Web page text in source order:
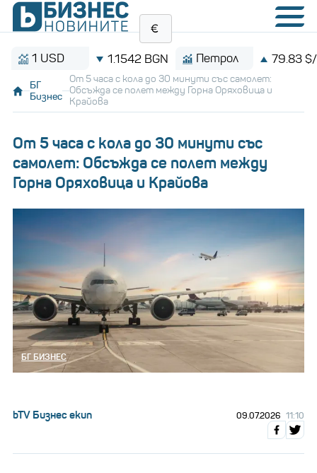
USD 1.1542 BGN Петрол 79.83 $/барел
БГ
Бизнес
От 5 часа с кола до 30 минути със самолет:
Обсъжда се полет между Горна Оряховица и
Крайова
От 5 часа с кола до 30 минути със
самолет: Обсъжда се полет между
Горна Оряховица и Крайова
БГ БИЗНЕС
bTV Бизнес екип 09.07.2026 11:10